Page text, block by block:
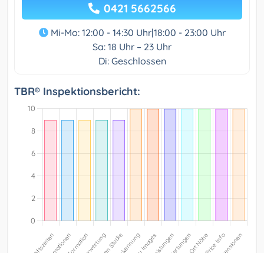
0421 5662566
Mi-Mo: 12:00 - 14:30 Uhr|18:00 - 23:00 Uhr
Sa: 18 Uhr – 23 Uhr
Di: Geschlossen
TBR® Inspektionsbericht: